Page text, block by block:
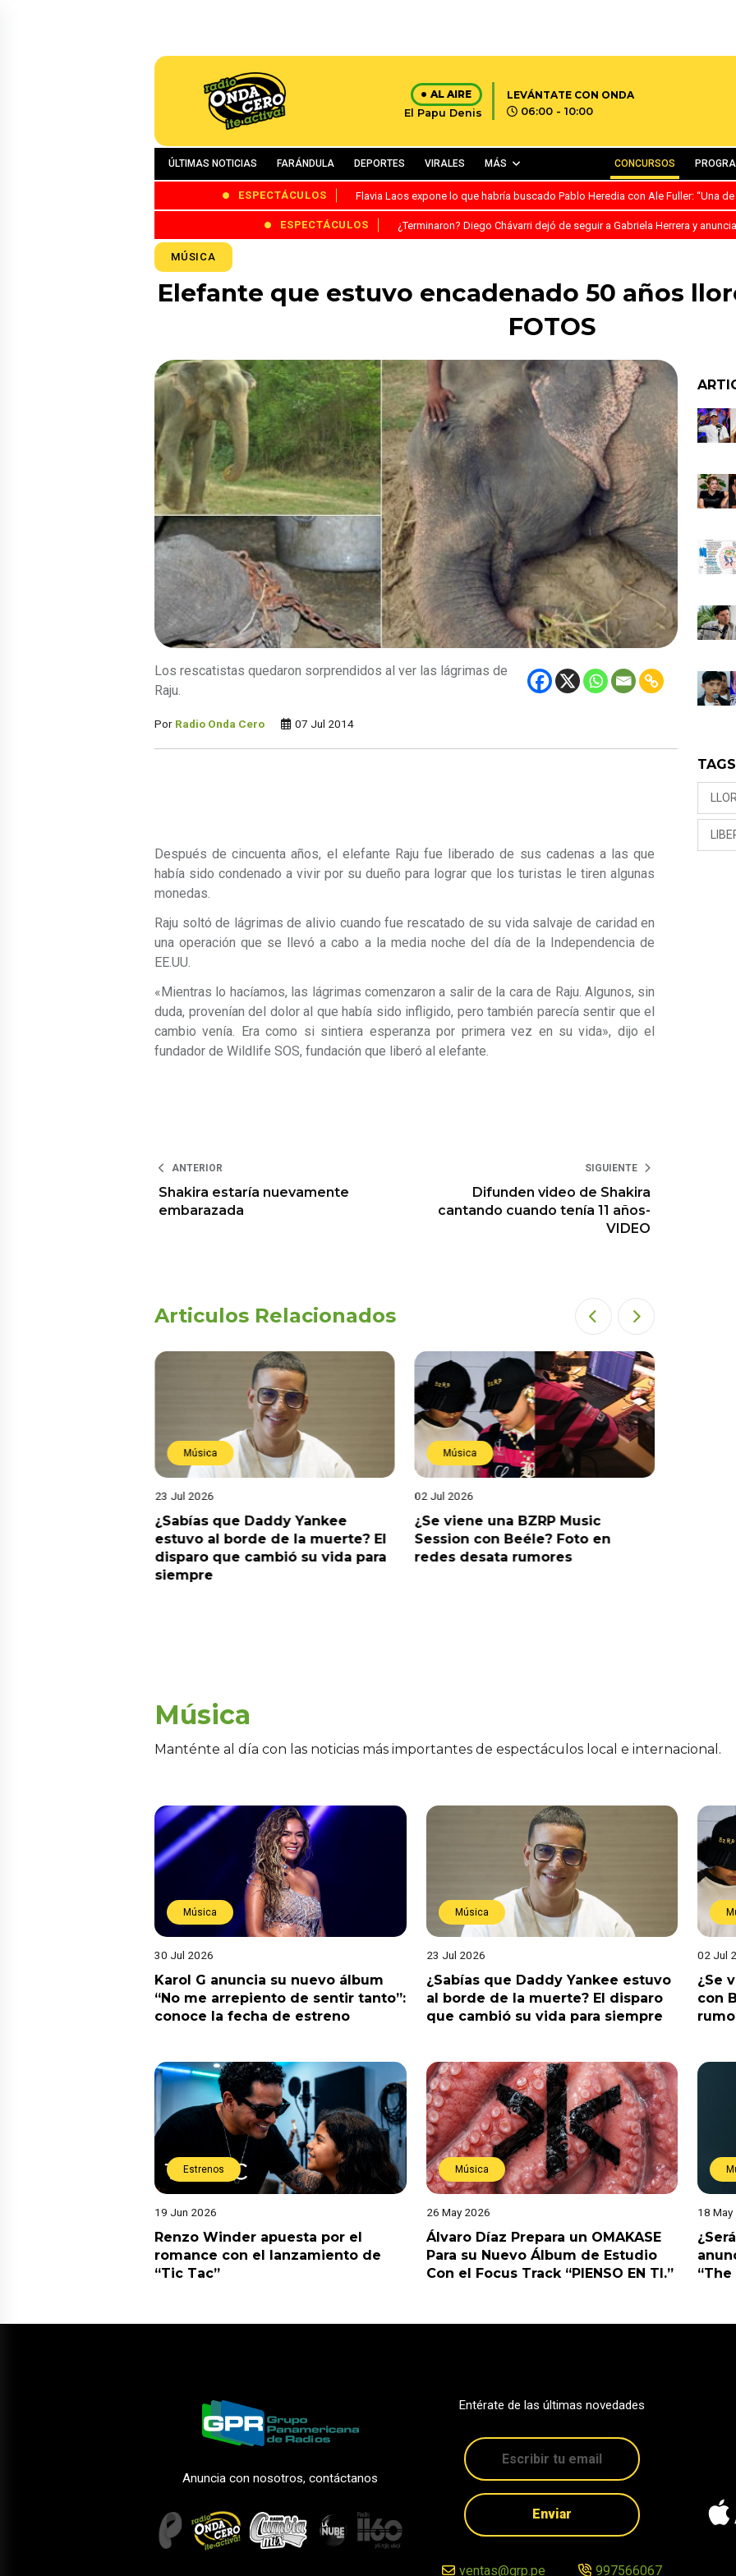
AL AIRE
El Papu Denis
LEVÁNTATE CON ONDA
06:00 - 10:00
ÚLTIMAS NOTICIAS FARÁNDULA DEPORTES VIRALES MÁS CONCURSOS
ESPECTÁCULOS Flavia Laos expone lo que habría buscado Pablo Heredia con Ale Fuller: “Una
ESPECTÁCULOS ¿Terminaron? Diego Chávarri dejó de seguir a Gabriela Herrera y
MÚSICA
Elefante que estuvo encadenado 50 años
FOTOS
Los rescatistas quedaron sorprendidos al ver las lágrimas de
Raju.
Por Radio Onda Cero 07 Jul 2014
Después de cincuenta años, el elefante Raju fue liberado de sus cadenas a las que
había sido condenado a vivir por su dueño para lograr que los turistas le tiren algunas
monedas.
Raju soltó de lágrimas de alivio cuando fue rescatado de su vida salvaje de caridad en
una operación que se llevó a cabo a la media noche del día de la Independencia de
EE.UU.
«Mientras lo hacíamos, las lágrimas comenzaron a salir de la cara de Raju. Algunos, sin
duda, provenían del dolor al que había sido infligido, pero también parecía sentir que el
cambio venía. Era como si sintiera esperanza por primera vez en su vida», dijo el
fundador de Wildlife SOS, fundación que liberó al elefante.
ANTERIOR
Shakira estaría nuevamente
embarazada
SIGUIENTE
Difunden video de Shakira
cantando cuando tenía 11 años-
VIDEO
Articulos Relacionados
Música
23 Jul 2026
¿Sabías que Daddy Yankee
estuvo al borde de la muerte? El
disparo que cambió su vida para
siempre
Música
02 Jul 2026
¿Se viene una BZRP Music
Session con Beéle? Foto en
redes desata rumores
TAGS
Música
Manténte al día con las noticias más importantes de espectáculos local e internacional.
Música
30 Jul 2026
Karol G anuncia su nuevo álbum
“No me arrepiento de sentir tanto”:
conoce la fecha de estreno
Música
23 Jul 2026
¿Sabías que Daddy Yankee estuvo
al borde de la muerte? El disparo
que cambió su vida para siempre
02 Jul
¿Se
con
Estrenos
19 Jun 2026
Renzo Winder apuesta por el
romance con el lanzamiento de
“Tic Tac”
Música
26 May 2026
Álvaro Díaz Prepara un OMAKASE
Para su Nuevo Álbum de Estudio
Con el Focus Track “PIENSO EN TI.”
18
Anuncia con nosotros, contáctanos
Entérate de las últimas novedades
Enviar
ventas@grp.pe 997566067